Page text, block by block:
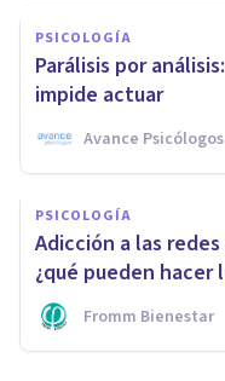
PSICOLOGÍA
Parálisis por
impide actuar
Avance Psicólogos
PSICOLOGÍA
Adicción a las
¿qué pueden hacer
Fromm Bienestar